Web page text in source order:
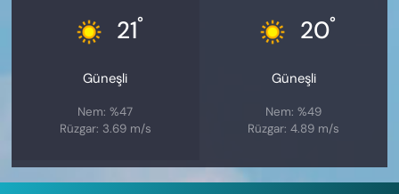
21°
Güneşli
Nem: %47
Rüzgar: 3.69 m/s
20°
Güneşli
Nem: %49
Rüzgar: 4.89 m/s